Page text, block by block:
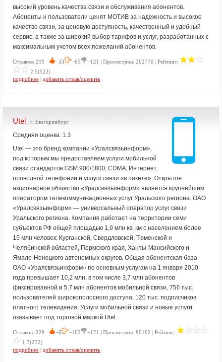
высокий уровень качества связи и обслуживания абонентов.
Абоненты и пользователи ценят МОТИВ за надежность и высокое
качество связи, за ценовую доступность, качественный и удобный
сервис, а также за широкий выбор тарифов и услуг, разработанных с
максимальным учетом всех пожеланий абонентов.
Отзывов: 219 −33 −65
−121 | Просмотров: 202770 | Рейтинг:
2.5(522)
подробнее | добавить отзыв/оценить
Utel , г. Екатеринбург
Средняя оценка: 1.3
Utel — это бренд компании «Уралсвязьинформ»,
под которым мы предоставляем услуги мобильной
связи стандартов GSM 900/1800, CDMA, Интернет,
проводной телефонии и услуги связи «в пакете». Открытое
акционерное общество «Уралсвязьинформ» является крупнейшим
оператором телекоммуникационных услуг Уральского региона. ОАО
«Уралсвязьинформ» — универсальный оператор услуг связи
Уральского региона. Компания работает на территории семи
субъектов РФ общей площадью 1,9 млн кв. км с населением более
15 млн человек: Курганской, Свердловской, Тюменской и
Челябинской областей, Пермского края, Ханты-Мансийского и
Ямало-Ненецкого автономных округов. Общая абонентская база
ОАО «Уралсвязьинформ» по основным услугам на 1 января 2010
года превышает 10,2 млн, в том числе 3,7 млн абонентов
фиксированной и 5,7 млн абонентов мобильной связи, 756 тыс.
пользователей широкополосного доступа, 120 тыс. подписчиков
платного телевидения. Услуги мобильной связи и новые услуги
оказывает под торговой маркой Utel.
Отзывов: 229 −6 −102
−121 | Просмотров: 90102 | Рейтинг:
1.3(232)
подробнее | добавить отзыв/оценить